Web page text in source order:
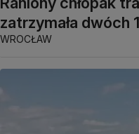
zatrzymała dwóch
WROCŁAW